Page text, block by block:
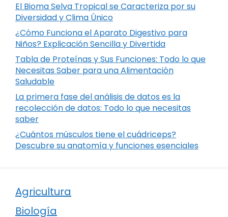
El Bioma Selva Tropical se Caracteriza por su
Diversidad y Clima Único
¿Cómo Funciona el Aparato Digestivo para
Niños? Explicación Sencilla y Divertida
Tabla de Proteínas y Sus Funciones: Todo lo que
Necesitas Saber para una Alimentación
Saludable
La primera fase del análisis de datos es la
recolección de datos: Todo lo que necesitas
saber
¿Cuántos músculos tiene el cuádriceps?
Descubre su anatomía y funciones esenciales
Agricultura
Biología